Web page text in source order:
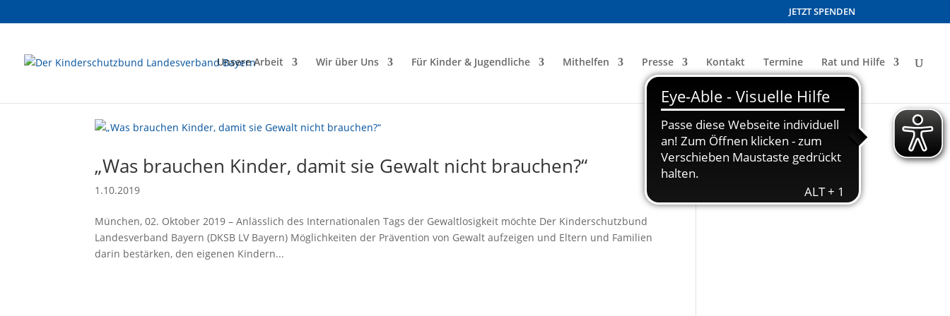
JETZT SPENDEN
Unsere Arbeit Wir über Uns Für Kinder & Jugendliche Mithelfen Presse Kontakt Termine Rat und Hilfe
„Was brauchen Kinder, damit sie Gewalt nicht brauchen?“
1.10.2019
München, 02. Oktober 2019 – Anlässlich des Internationalen Tags der Gewaltlosigkeit möchte Der Kinderschutzbund
Landesverband Bayern (DKSB LV Bayern) Möglichkeiten der Prävention von Gewalt aufzeigen und Eltern und Familien
darin bestärken, den eigenen Kindern...